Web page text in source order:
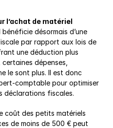
l’achat de matériel
désormais d’une
par rapport aux lois de
une déduction plus
dépenses,
le sont plus. Il est donc
comptable pour optimiser
déclarations fiscales.
coût des petits matériels
de moins de 500 € peut